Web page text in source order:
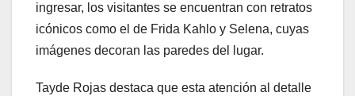
ingresar, los visitantes se encuentran con retratos
icónicos como el de Frida Kahlo y Selena, cuyas
imágenes decoran las paredes del lugar.
Tayde Rojas destaca que esta atención al detalle